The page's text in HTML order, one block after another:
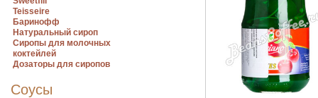
Teisseire
Баринофф
Натуральный сироп
Сиропы для молочных
коктейлей
Дозаторы для сиропов
Соусы